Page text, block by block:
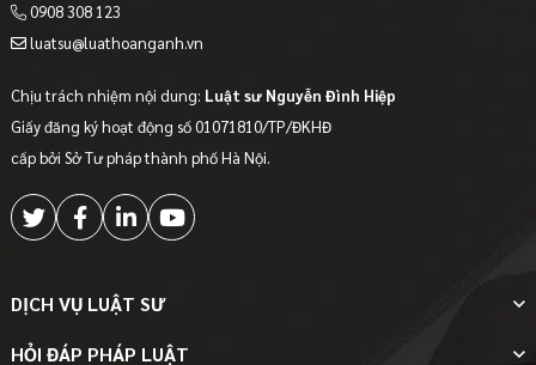
0908 308 123
luatsu@luathoanganh.vn
Chịu trách nhiệm nội dung: Luật sư Nguyễn Đình Hiệp
Giấy đăng ký hoạt động số 01071810/TP/ĐKHĐ
cấp bởi Sở Tư pháp thành phố Hà Nội.
DỊCH VỤ LUẬT SƯ
HỎI ĐÁP PHÁP LUẬT